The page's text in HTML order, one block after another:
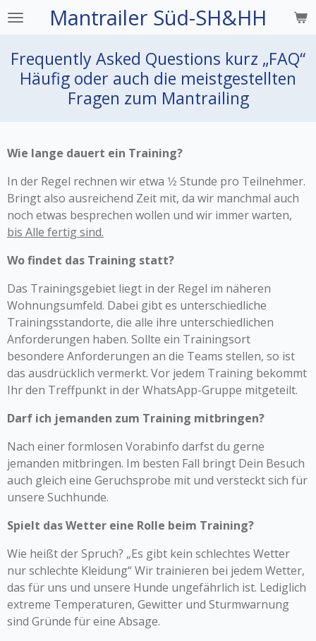
Zum
Mantrailer Süd-SH&HH
Frequently Asked Questions kurz „FAQ“
Häufig oder auch die meistgestellten
Fragen zum Mantrailing
Wie lange dauert ein Training?
In der Regel rechnen wir etwa 1⁄2 Stunde pro Teilnehmer.
Bringt also ausreichend Zeit mit, da wir manchmal auch
noch etwas besprechen wollen und wir immer warten,
bis Alle fertig sind.
Wo findet das Training statt?
Das Trainingsgebiet liegt in der Regel im näheren
Wohnungsumfeld. Dabei gibt es unterschiedliche
Trainingsstandorte, die alle ihre unterschiedlichen
Anforderungen haben. Sollte ein Trainingsort
besondere Anforderungen an die Teams stellen, so ist
das ausdrücklich vermerkt. Vor jedem Training bekommt
Ihr den Treffpunkt in der WhatsApp-Gruppe mitgeteilt.
Darf ich jemanden zum Training mitbringen?
Nach einer formlosen Vorabinfo darfst du gerne
jemanden mitbringen. Im besten Fall bringt Dein Besuch
auch gleich eine Geruchsprobe mit und versteckt sich für
unsere Suchhunde.
Spielt das Wetter eine Rolle beim Training?
Wie heißt der Spruch? „Es gibt kein schlechtes Wetter
nur schlechte Kleidung“ Wir trainieren bei jedem Wetter,
das für uns und unsere Hunde ungefährlich ist. Lediglich
extreme Temperaturen, Gewitter und Sturmwarnung
sind Gründe für eine Absage.